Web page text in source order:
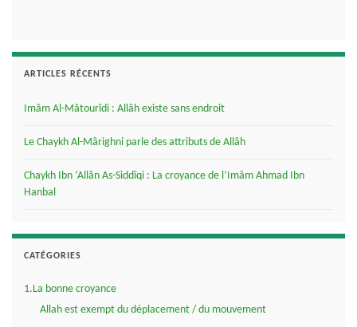
ARTICLES RÉCENTS
Imâm Al-Mâtourîdi : Allâh existe sans endroit
Le Chaykh Al-Mârighni parle des attributs de Allâh
Chaykh Ibn ‘Allân As-Siddîqi : La croyance de l’Imâm Ahmad Ibn
Hanbal
CATÉGORIES
1.La bonne croyance
Allah est exempt du déplacement / du mouvement